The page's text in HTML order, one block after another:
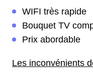
WIFI très rapide
Bouquet TV
Prix abordable
Les inconvénients